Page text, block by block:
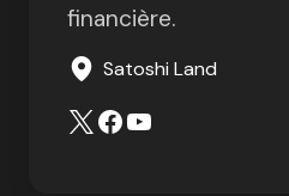
financière.
Satoshi Land